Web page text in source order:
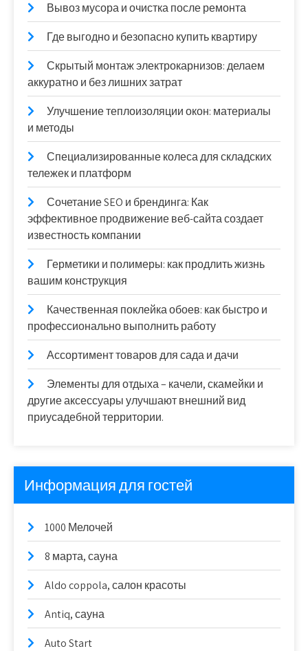
Вывоз мусора и очистка после ремонта
Где выгодно и безопасно купить квартиру
Скрытый монтаж электрокарнизов: делаем
аккуратно и без лишних затрат
Улучшение теплоизоляции окон: материалы
и методы
Специализированные колеса для складских
тележек и платформ
Сочетание SEO и брендинга: Как
эффективное продвижение веб-сайта создает
известность компании
Герметики и полимеры: как продлить жизнь
вашим конструкция
Качественная поклейка обоев: как быстро и
профессионально выполнить работу
Ассортимент товаров для сада и дачи
Элементы для отдыха – качели, скамейки и
другие аксессуары улучшают внешний вид
приусадебной территории.
Информация для гостей
1000 Мелочей
8 марта, сауна
Aldo coppola, салон красоты
Antiq, сауна
Auto Start